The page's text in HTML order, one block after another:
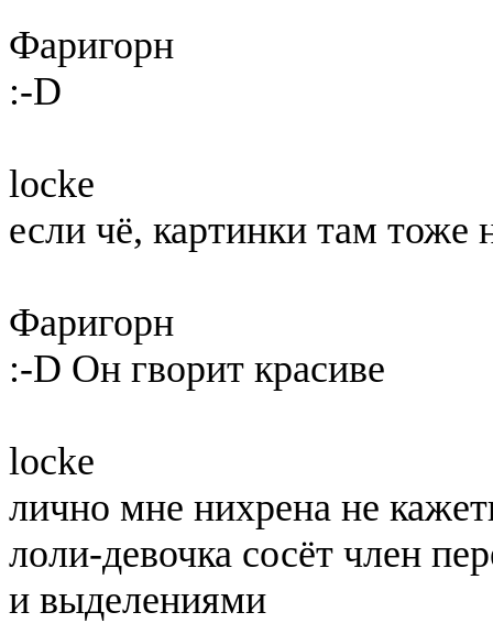
Фаригорн
:-D
locke
если чё, картинки там тоже
Фаригорн
:-D Он гворит красиве
locke
лично мне нихрена не
лоли-девочка сосёт член
и выделениями